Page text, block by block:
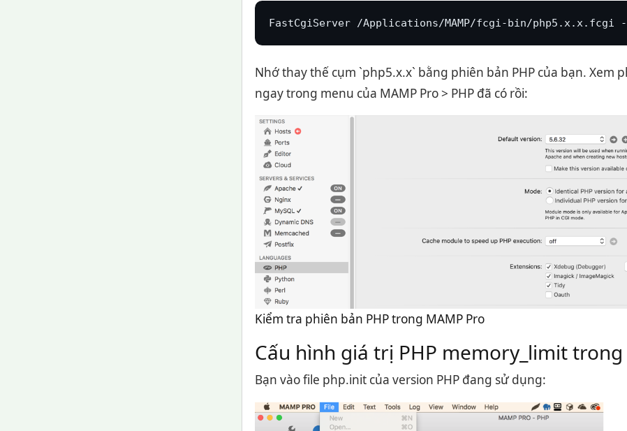
FastCgiServer /Applications/MAMP/fcgi-bin/php5.x.x.fcgi
Nhớ thay thế cụm `php5.x.x` bằng phiên bản PHP của bạn. Xem
ngay trong menu của MAMP Pro > PHP đã có rồi:
Kiểm tra phiên bản PHP trong MAMP Pro
Cấu hình giá trị PHP memory_limit trong
Bạn vào file php.init của version PHP đang sử dụng: